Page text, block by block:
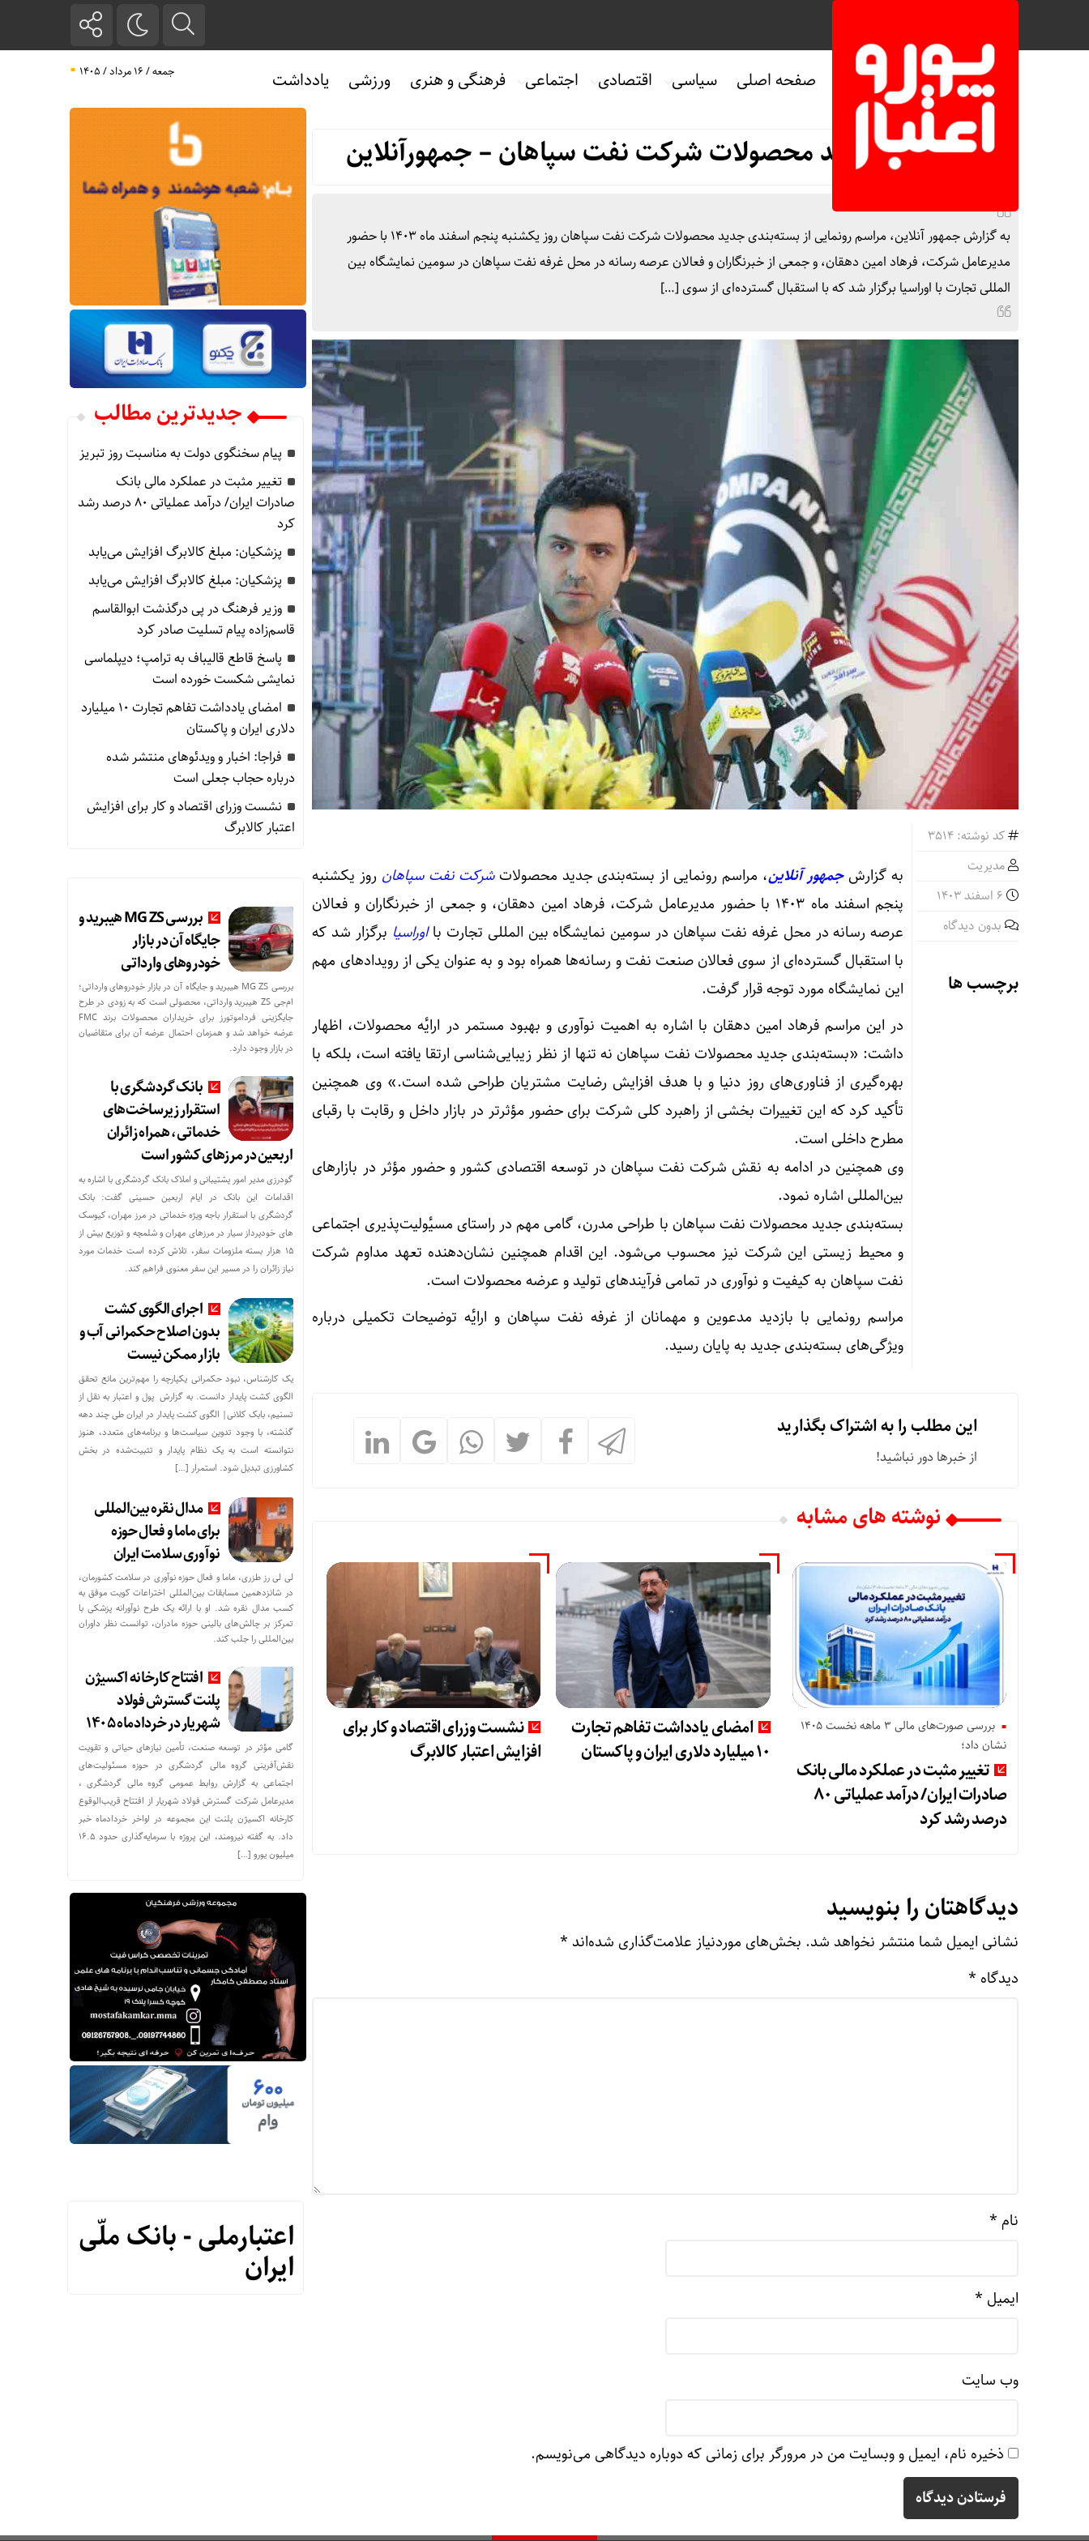
صفحه اصلی سیاسی اقتصادی اجتماعی فرهنگی و هنری ورزشی یادداشت جمعه / ۱۶ مرداد / ۱۴۰۵
صفحه نخست اقتصادی
بسته‌بندی جدید محصولات شرکت نفت سپاهان – جمهورآنلاین
به گزارش جمهور آنلاین، مراسم رونمایی از بسته‌بندی جدید محصولات شرکت نفت سپاهان روز یکشنبه پنجم اسفند ماه ۱۴۰۳ با حضور
مدیرعامل شرکت، فرهاد امین دهقان، و جمعی از خبرنگاران و فعالان عرصه رسانه‌ در محل غرفه نفت سپاهان در سومین نمایشگاه بین
المللی تجارت با اوراسیا برگزار شد که با استقبال گسترده‌ای از سوی […]
کد نوشته: 3514
مدیریت
بدون دیدگاه
برچسب ها
به گزارشجمهور آنلاین، مراسم رونمایی از بسته‌بندی جدید محصولاتشرکت نفت سپاهان روز یکشنبه
پنجم اسفند ماه ۱۴۰۳ با حضور مدیرعامل شرکت، فرهاد امین دهقان، و جمعی از خبرنگاران و فعالان
عرصه رسانه‌ در محل غرفه نفت سپاهان در سومین نمایشگاه بین المللی تجارت بااوراسیا برگزار شد که
با استقبال گسترده‌ای از سوی فعالان صنعت نفت و رسانه‌ها همراه بود و به عنوان یکی از رویدادهای مهم
این نمایشگاه مورد توجه قرار گرفت.
در این مراسم فرهاد امین دهقان با اشاره به اهمیت نوآوری و بهبود مستمر در ارایٔه محصولات، اظهار
داشت: «بسته‌بندی جدید محصولات نفت سپاهان نه تنها از نظر زیبایی‌شناسی ارتقا یافته است، بلکه با
بهره‌گیری از فناوری‌های روز دنیا و با هدف افزایش رضایت مشتریان طراحی شده است.» وی همچنین
تأکید کرد که این تغییرات بخشی از راهبرد کلی شرکت برای حضور مؤثرتر در بازار داخل و رقابت با رقبای
مطرح داخلی است.
وی همچنین در ادامه به نقش شرکت نفت سپاهان در توسعه اقتصادی کشور و حضور مؤثر در بازارهای
بین‌المللی اشاره نمود.
بسته‌بندی جدید محصولات نفت سپاهان با طراحی مدرن، گامی مهم در راستای مسیٔولیت‌پذیری اجتماعی
و محیط زیستی این شرکت نیز محسوب می‌شود. این اقدام همچنین نشان‌دهنده تعهد مداوم شرکت
نفت سپاهان به کیفیت و نوآوری در تمامی فرآیندهای تولید و عرضه محصولات است.
مراسم رونمایی با بازدید مدعوین و مهمانان از غرفه نفت سپاهان و ارایٔه توضیحات تکمیلی درباره
ویژگی‌های بسته‌بندی جدید به پایان رسید.
این مطلب را به اشتراک بگذارید
از خبرها دور نباشید!
نوشته های مشابه
بررسی صورت‌های مالی 3 ماهه نخست 1405
نشان داد؛
تغییر مثبت در عملکرد مالی بانک
صادرات ایران/ درآمد عملیاتی 80
درصد رشد کرد
امضای یادداشت تفاهم تجارت
۱۰ میلیارد دلاری ایران و پاکستان
نشست وزرای اقتصاد و کار برای
افزایش اعتبار کالابرگ
دیدگاهتان را بنویسید
نشانی ایمیل شما منتشر نخواهد شد. بخش‌های موردنیاز علامت‌گذاری شده‌اند *
دیدگاه *
نام *
ایمیل *
وب‌ سایت
ذخیره نام، ایمیل و وبسایت من در مرورگر برای زمانی که دوباره دیدگاهی می‌نویسم.
جدیدترین مطالب
پیام سخنگوی دولت به مناسبت روز تبریز
تغییر مثبت در عملکرد مالی بانک
صادرات ایران/ درآمد عملیاتی 80 درصد رشد
کرد
پزشکیان: مبلغ کالابرگ افزایش می‌یابد
پزشکیان: مبلغ کالابرگ افزایش می‌یابد
وزیر فرهنگ در پی درگذشت ابوالقاسم
قاسم‌زاده پیام تسلیت صادر کرد
پاسخ قاطع قالیباف به ترامپ؛ دیپلماسی
نمایشی شکست خورده است
امضای یادداشت تفاهم تجارت ۱۰ میلیارد
دلاری ایران و پاکستان
فراجا: اخبار و ویدئوهای منتشر شده
درباره حجاب جعلی است
نشست وزرای اقتصاد و کار برای افزایش
اعتبار کالابرگ
بررسی MG ZS هیبرید و
جایگاه آن در بازار
خودروهای وارداتی
بررسی MG ZS هیبرید و جایگاه آن در بازار خودروهای وارداتی؛
ام‌جی ZS هیبرید وارداتی، محصولی است که به زودی در طرح
جایگزینی فرداموتورز برای خریداران محصولات برند FMC
عرضه خواهد شد و همزمان احتمال عرضه آن برای متقاضیان
در بازار وجود دارد.
بانک گردشگری با
استقرار زیرساخت‌های
خدماتی، همراه زائران
اربعین در مرزهای کشور است
گودرزی مدیر امور پشتیبانی و املاک بانک گردشگری با اشاره به
اقدامات این بانک در ایام اربعین حسینی گفت: بانک
گردشگری با استقرار باجه ویژه خدماتی در مرز مهران، کیوسک
های خودپرداز سیار در مرزهای مهران و شلمچه و توزیع بیش از
۱۵ هزار بسته ملزومات سفر، تلاش کرده است خدمات مورد
نیاز زائران را در مسیر این سفر معنوی فراهم کند.
اجرای الگوی کشت
بدون اصلاح حکمرانی آب و
بازار ممکن نیست
یک کارشناس، نبود حکمرانی یکپارچه را مهم‌ترین مانع تحقق
الگوی کشت پایدار دانست. به گزارش پول و اعتبار به نقل از
تسنیم، بابک کلانی| الگوی کشت پایدار در ایران طی چند دهه
گذشته، با وجود تدوین سیاست‌ها و برنامه‌های متعدد، هنوز
نتوانسته است به یک نظام پایدار و تثبیت‌شده در بخش
کشاورزی تبدیل شود. استمرار […]
مدال نقره بین‌المللی
برای ماما و فعال حوزه
نوآوری سلامت ایران
لی لی رز طزری، ماما و فعال حوزه نوآوری در سلامت کشورمان،
در شانزدهمین مسابقات بین‌المللی اختراعات کویت موفق به
کسب مدال نقره شد. او با ارائه یک طرح نوآورانه پزشکی با
تمرکز بر چالش‌های بالینی حوزه مادران، توانست نظر داوران
بین‌المللی را جلب کند.
افتتاح کارخانه اکسیژن
پلنت گسترش فولاد
شهریار در خردادماه ۱۴۰۵
گامی مؤثر در توسعه صنعت، تأمین نیازهای حیاتی و تقویت
نقش‌آفرینی گروه مالی گردشگری در حوزه مسئولیت‌های
اجتماعی به گزارش روابط عمومی گروه مالی گردشگری ،
مدیرعامل شرکت گسترش فولاد شهریار از افتتاح قریب‌الوقوع
کارخانه اکسیژن پلنت این مجموعه در اواخر خردادماه خبر
داد. به گفته نیرومند، این پروژه با سرمایه‌گذاری حدود ۱۶.۵
میلیون یورو […]
اعتبارملی - بانک ملّی
ایران